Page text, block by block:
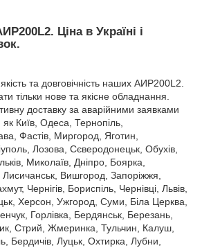
Ціна в Україні і
та довговічність наших АИР200L2.
тільки нове та якісне обладнання.
доставку за аварійними заявками
як Київ, Одеса, Тернопіль,
Фастів, Миргород, Яготин,
Лозова, Сєверодонецьк, Обухів,
Миколаїв, Дніпро, Боярка,
Лисичанськ, Вишгород, Запоріжжя,
Чернігів, Бориспіль, Чернівці, Львів,
Херсон, Ужгород, Суми, Біла Церква,
Горлівка, Бердянськ, Березань,
Стрий, Жмеринка, Тульчин, Калуш,
Бердичів, Луцьк, Охтирка, Лубни,